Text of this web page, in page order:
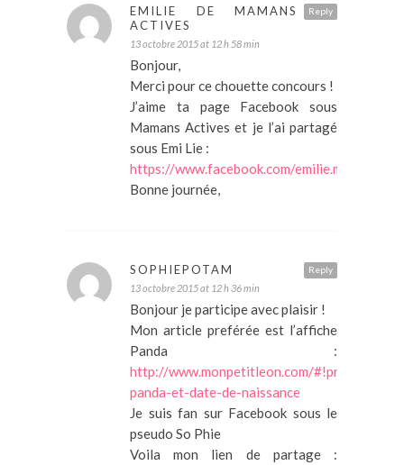
Reply
EMILIE DE MAMANS
ACTIVES
13 octobre 2015 at 12 h 58 min
Bonjour,
Merci pour ce chouette concours !
J’aime ta page Facebook sous
Mamans Actives et je l’ai partagé
sous Emi Lie :
https://www.facebook.com/
Bonne journée,
Reply
SOPHIEPOTAM
13 octobre 2015 at 12 h 36 min
Bonjour je participe avec plaisir !
Mon article preférée est l’affiche
Panda :
http://www.monpetitleon.com/#!product/
panda-et-date-de-naissance
Je suis fan sur Facebook sous le
pseudo So Phie
Voila mon lien de partage :